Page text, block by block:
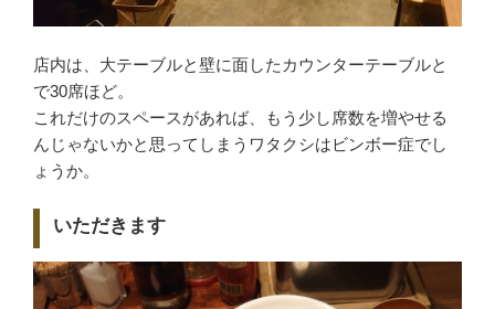
店内は、大テーブルと壁に面したカウンターテーブルと
で30席ほど。
これだけのスペースがあれば、もう少し席数を増やせる
んじゃないかと思ってしまうワタクシはビンボー症でし
ょうか。
いただきます